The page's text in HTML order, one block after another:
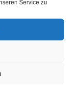
Service zu